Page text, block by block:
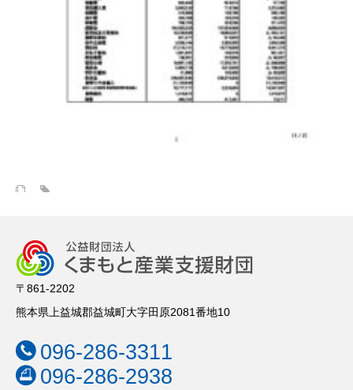
〒861-2202
熊本県上益城郡益城町大字田原2081番地10
096-286-3311
096-286-2938